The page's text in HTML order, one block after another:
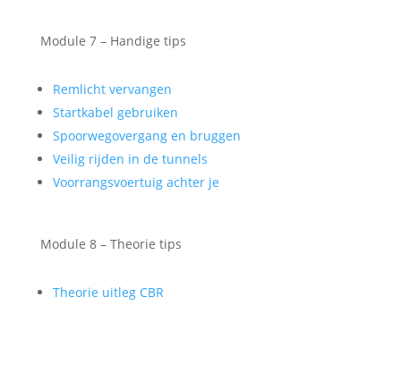
Module 7 – Handige tips
Remlicht vervangen
Startkabel gebruiken
Spoorwegovergang en bruggen
Veilig rijden in de tunnels
Voorrangsvoertuig achter je
Module 8 – Theorie tips
Theorie uitleg CBR